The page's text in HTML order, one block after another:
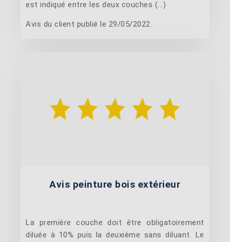
est indiqué entre les deux couches (...)
Avis du client publié le 29/05/2022.
Avis peinture bois extérieur
La première couche doit être obligatoirement
diluée à 10% puis la deuxième sans diluant. Le